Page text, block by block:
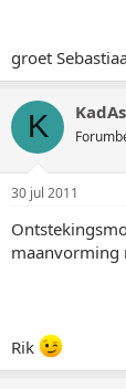
groet
K
30 jul 2011
maanvorming
Rik